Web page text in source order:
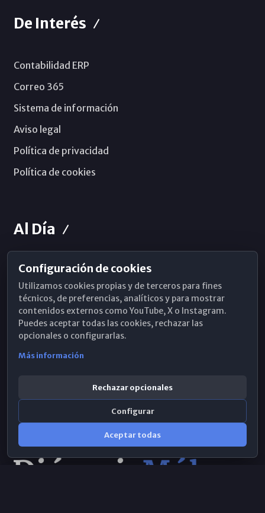
De Interés
Contabilidad ERP
Correo 365
Sistema de información
Aviso legal
Política de privacidad
Política de cookies
Al Día
Horarios de Misa
Hemeroteca
WhatsApp
Configuración de cookies
Utilizamos cookies propias y de terceros para fines
técnicos, de preferencias, analíticos y para mostrar
contenidos externos como YouTube, X o Instagram.
Puedes aceptar todas las cookies, rechazar las
opcionales o configurarlas.
Más información
Rechazar opcionales
Configurar
Aceptar todas